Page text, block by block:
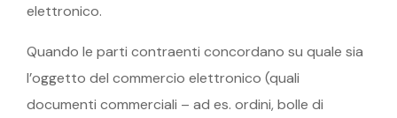
elettronico.
Quando le parti contraenti concordano su quale sia
l’oggetto del commercio elettronico (quali
documenti commerciali – ad es. ordini, bolle di